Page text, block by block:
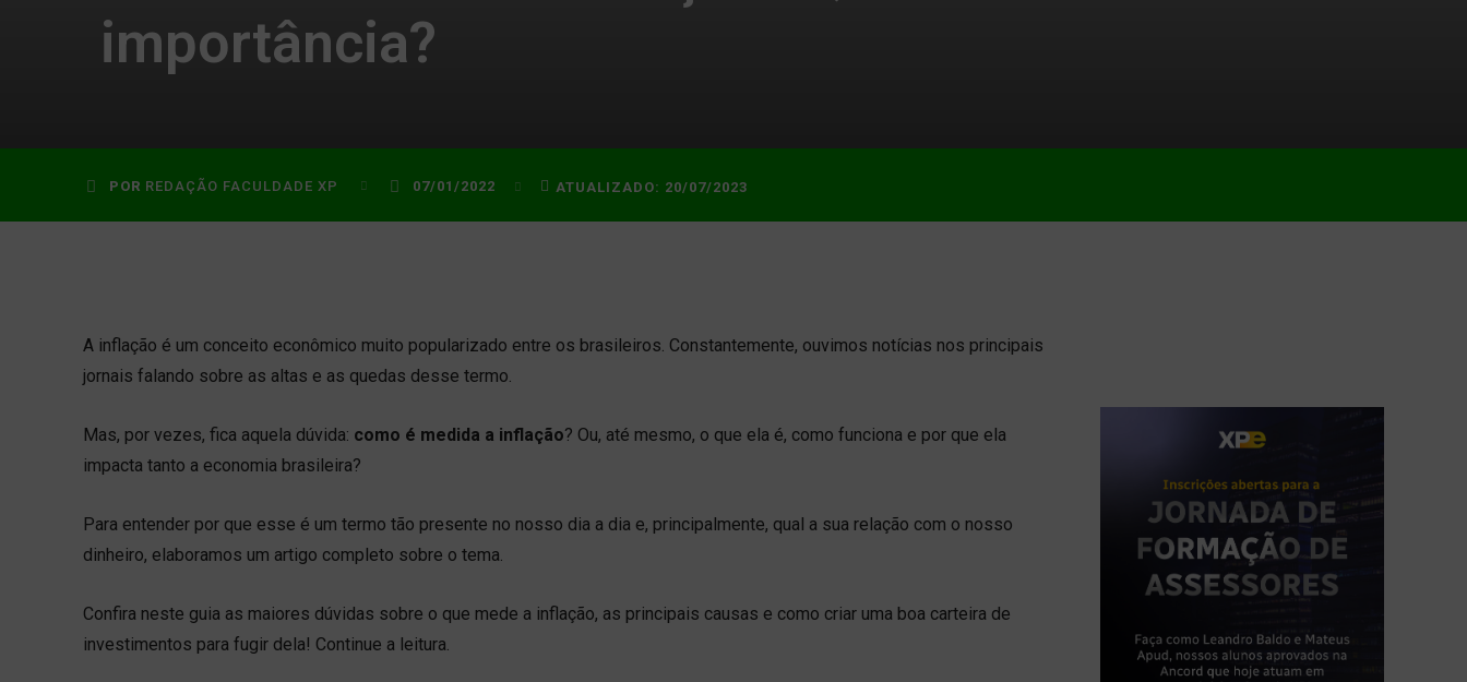
importância?
POR REDAÇÃO FACULDADE XP 07/01/2022 ATUALIZADO: 20/07/2023
A inflação é um conceito econômico muito popularizado entre os brasileiros. Constantemente, ouvimos notícias nos principais
jornais falando sobre as altas e as quedas desse termo.
Mas, por vezes, fica aquela dúvida: como é medida a inflação? Ou, até mesmo, o que ela é, como funciona e por que ela
impacta tanto a economia brasileira?
Para entender por que esse é um termo tão presente no nosso dia a dia e, principalmente, qual a sua relação com o nosso
dinheiro, elaboramos um artigo completo sobre o tema.
Confira neste guia as maiores dúvidas sobre o que mede a inflação, as principais causas e como criar uma boa carteira de
investimentos para fugir dela! Continue a leitura.